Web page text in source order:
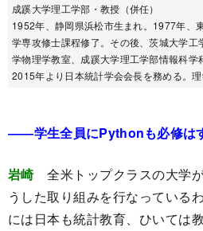
成蹊大学理工学部・教授（併任）
1952年、静岡県浜松市生まれ。1977年、
学専攻修士課程修了。その後、茨城大学
学物理学教室、成蹊大学理工学部情報科学
2015年より日本統計学会会長を務める。理
――学生全員にPythonも必修は
岩崎全米トップクラスの大学
うした取り組みを行なっている
には日本も統計教育、ひいては